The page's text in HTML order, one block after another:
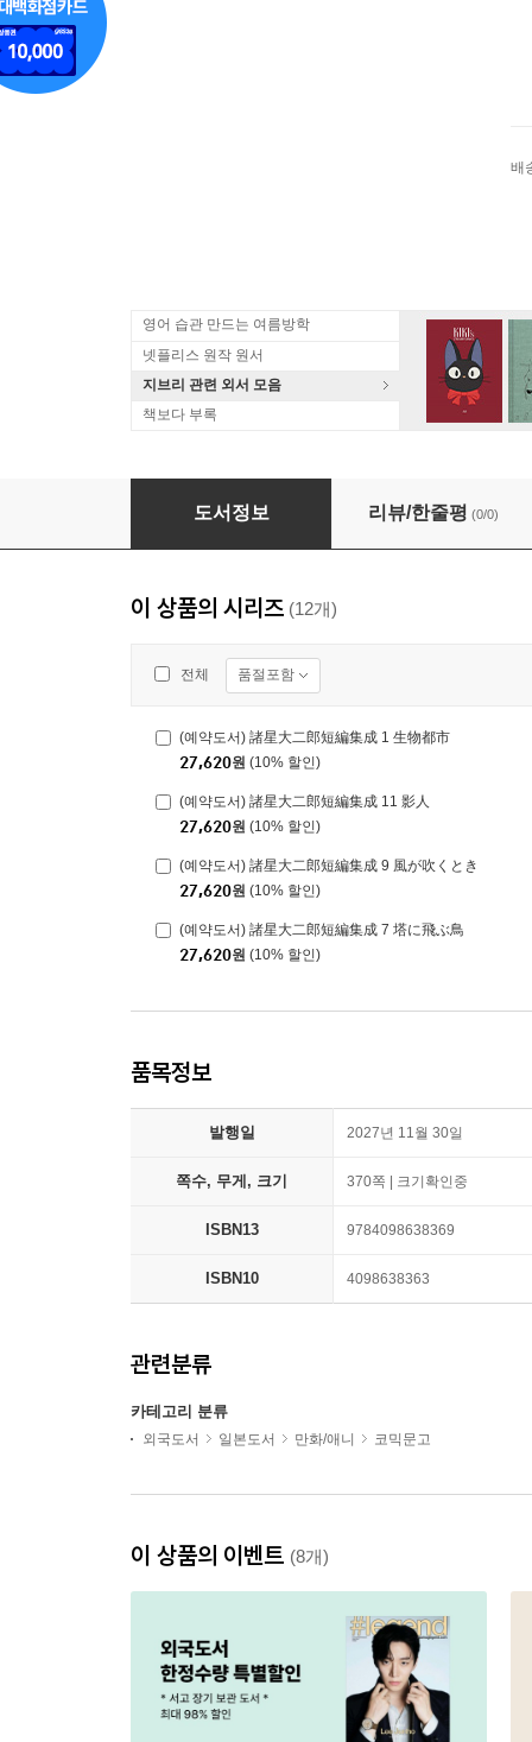
배
영어 습관 만드는 여름방학
넷플리스 원작 원서
지브리 관련 외서 모음
책보다 부록
(예약도서) 諸星大二郎短編集成 1 生物都市
도서정보 리뷰/한줄평 (0/0)
이 상품의 시리즈 (12개)
전체 품절포함
(예약도서) 諸星大二郎短編集成 1 生物都市
27,620원 (10% 할인)
(예약도서) 諸星大二郎短編集成 11 影人
27,620원 (10% 할인)
(예약도서) 諸星大二郎短編集成 9 風が吹くとき
27,620원 (10% 할인)
(예약도서) 諸星大二郎短編集成 7 塔に飛ぶ鳥
27,620원 (10% 할인)
품목정보
발행일 2027년 11월 30일
쪽수, 무게, 크기 370쪽 | 크기확인중
ISBN13 9784098638369
ISBN10 4098638363
관련분류
카테고리 분류
외국도서 일본도서 만화/애니 코믹문고
이 상품의 이벤트 (8개)